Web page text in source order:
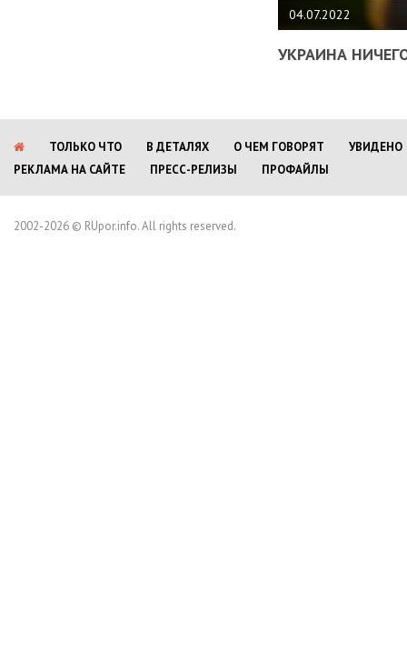
04.07.2022
УКРАИНА
ТОЛЬКО ЧТО В ДЕТАЛЯХ О ЧЕМ ГОВОРЯТ
УВИДЕНО
РЕКЛАМА НА САЙТЕ
ПРЕСС-РЕЛИЗЫ ПРОФАЙЛЫ
2002-2026 © RUpor.info. All rights reserved.